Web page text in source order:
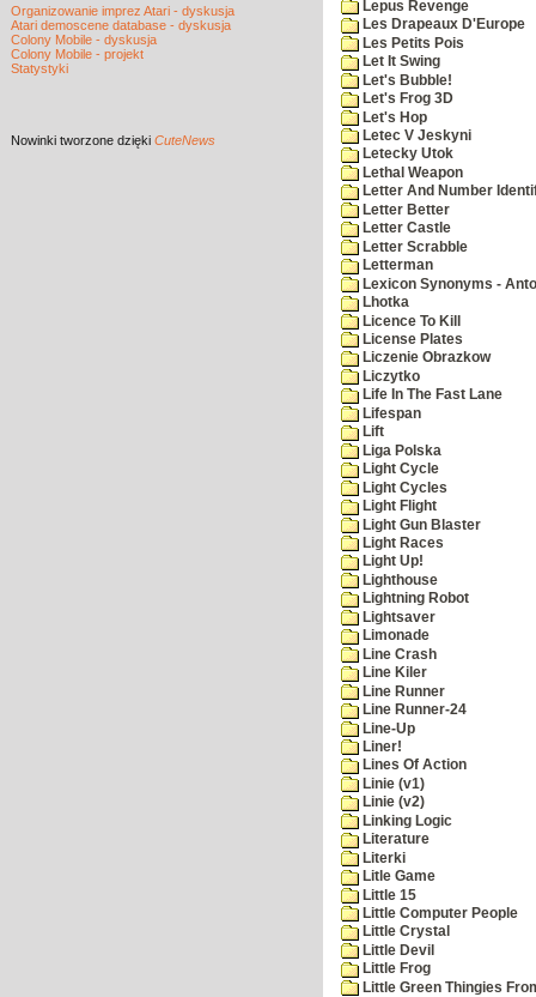
Organizowanie imprez Atari - dyskusja
Atari demoscene database - dyskusja
Colony Mobile - dyskusja
Colony Mobile - projekt
Statystyki
Nowinki tworzone dzięki CuteNews
Lepus Revenge
Les Drapeaux D'Europe
Les Petits Pois
Let It Swing
Let's Bubble!
Let's Frog 3D
Let's Hop
Letec V Jeskyni
Letecky Utok
Lethal Weapon
Letter And Number
Letter Better
Letter Castle
Letter Scrabble
Letterman
Lexicon Synonyms -
Lhotka
Licence To Kill
License Plates
Liczenie Obrazkow
Liczytko
Life In The Fast Lane
Lifespan
Lift
Liga Polska
Light Cycle
Light Cycles
Light Flight
Light Gun Blaster
Light Races
Light Up!
Lighthouse
Lightning Robot
Lightsaver
Limonade
Line Crash
Line Kiler
Line Runner
Line Runner-24
Line-Up
Liner!
Lines Of Action
Linie (v1)
Linie (v2)
Linking Logic
Literature
Literki
Litle Game
Little 15
Little Computer People
Little Crystal
Little Devil
Little Frog
Little Green Thingies